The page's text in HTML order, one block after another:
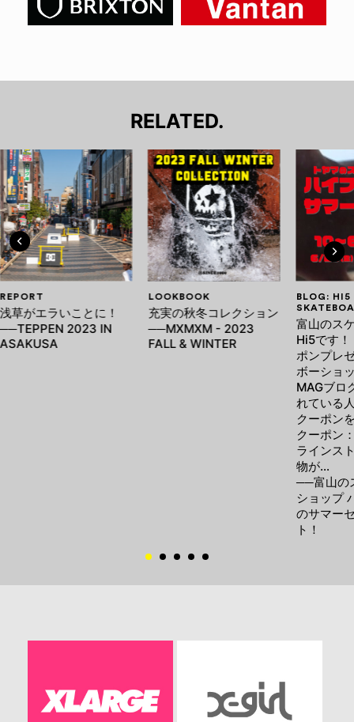
RELATED.
REPORT
浅草がエラいことに！
──TEPPEN 2023 IN
ASAKUSA
LOOKBOOK
充実の秋冬コレクション
──MXMXM - 2023
FALL & WINTER
BLOG: HI5
富山のス
Hi5です！
ポンプレ
ボーショ
MAGブロ
れている
クーポン
クーポン
ラインス
物が…
──富山の
ショップ
のサマー
ト！